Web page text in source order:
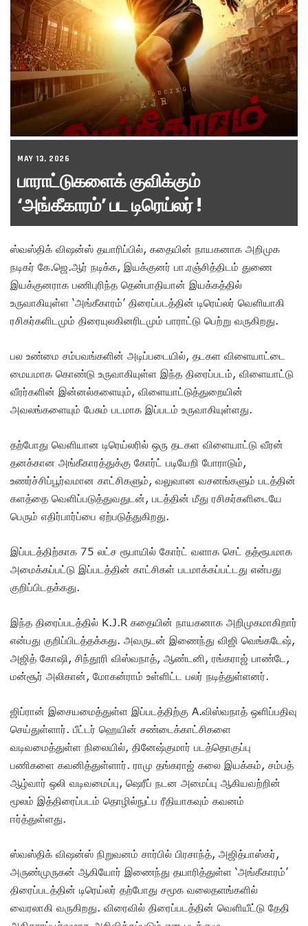
MAY 13, 2026
பாராட்டுகளைக் குவிக்கும்
‘அங்கீகாரம்’ பட டிரெய்லர் !
ஸ்வஸ்திக் விஷன்ஸ் தயாரிப்பில், கதையின் நாயகனாக அறிமுக
நடிகர் கே.ஜெ.ஆர் நடிக்க, இயக்குனர் பா.ரஞ்சித்திடம் துணை
இயக்குனராக பணிபுரிந்த தென்பாதியான் இயக்கத்தில்
உருவாகியுள்ள ‘அங்கீகாரம்’ திரைப்படத்தின் டிரெய்லர் வெளியாகி
ரசிகர்களிடமும் திரையுலகினரிடமும் பாராட்டு பெற்று வருகிறது.
பல உண்மை சம்பவங்களின் அடிப்படையில், தடகள விளையாட்டை
மையமாக கொண்டு உருவாகியுள்ள இந்த திரைப்படம், விளையாட்டு
வீரர்களின் இன்னல்களையும், விளையாட்டுத்துறையின்
அவலங்களையும் பேசும் படமாக இப்படம் உருவாகியுள்ளது.
தற்போது வெளியான டிரெய்லரில் ஒரு தடகள விளையாட்டு வீரன்
தனக்கான அங்கீகாரத்துக்கு கோர்ட் படியேறி போராடும்,
உணர்ச்சிப்பூர்வமான காட்சிகளும், வலுவான வசனங்களும் படத்தின்
களத்தை வெளிப்படுத்துவதுடன், படத்தின் மீது ரசிகர்களிடையே
பெரும் எதிர்பார்ப்பை ஏற்படுத்துகிறது.
இப்படத்திற்காக 75 லட்ச ரூபாயில் கோர்ட் வளாக செட் தத்ரூபமாக
அமைக்கப்பட்டு இப்படத்தின் காட்சிகள் படமாக்கப்பட்டது என்பது
குறிப்பிடதக்கது.
இந்த திரைப்படத்தில் K.J.R கதையின் நாயகனாக அறிமுகமாகிறார்
என்பது குறிப்பிடத்தக்கது. அவருடன் இணைந்து விஜி வெங்கடேஷ்,
அஜித் கோஷி, சிந்தூரி விஸ்வநாத், ஆண்டனி, ரங்கராஜ் பாண்டே,
மன்சூர் அலிகான், மோகன்ராம் உள்ளிட்ட பலர் நடித்துள்ளனர்.
ஜிப்ரான் இசையமைத்துள்ள இப்படத்திற்கு A.விஸ்வநாத் ஒளிப்பதிவு
செய்துள்ளார். பீட்டர் ஹெயின் சண்டைக்காட்சிகளை
வடிவமைத்துள்ள நிலையில், தினேஷ்குமார் படத்தொகுப்பு
பணிகளை கவனித்துள்ளார். ராமு தங்கராஜ் கலை இயக்கம், சம்பத்
ஆழ்வார் ஒலி வடிவமைப்பு, ஷெரீப் நடன அமைப்பு ஆகியவற்றின்
மூலம் இத்திரைப்படம் தொழில்நுட்ப ரீதியாகவும் கவனம்
ஈர்த்துள்ளது.
ஸ்வஸ்திக் விஷன்ஸ் நிறுவனம் சார்பில் பிரசாந்த், அஜித்பாஸ்கர்,
அருண்முருகன் ஆகியோர் இணைந்து தயாரித்துள்ள ‘அங்கீகாரம்’
திரைப்படத்தின் டிரெய்லர் தற்போது சமூக வலைதளங்களில்
வைரலாகி வருகிறது. விரைவில் திரைப்படத்தின் வெளியீட்டு தேதி